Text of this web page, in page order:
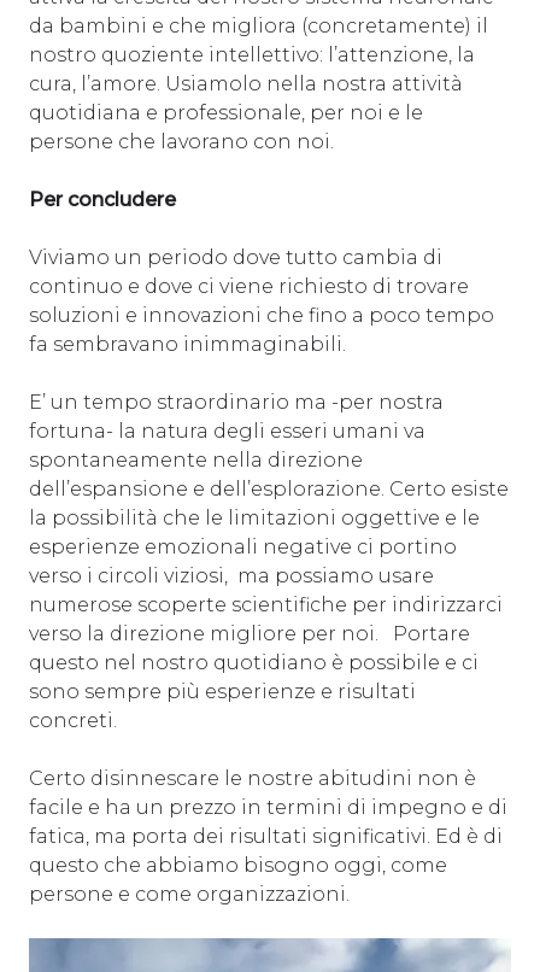
da bambini e che migliora (concretamente) il
nostro quoziente intellettivo: l’attenzione, la
cura, l’amore. Usiamolo nella nostra attività
quotidiana e professionale, per noi e le
persone che lavorano con noi.
Per concludere
Viviamo un periodo dove tutto cambia di
continuo e dove ci viene richiesto di trovare
soluzioni e innovazioni che fino a poco tempo
fa sembravano inimmaginabili.
E’ un tempo straordinario ma -per nostra
fortuna- la natura degli esseri umani va
spontaneamente nella direzione
dell’espansione e dell’esplorazione. Certo esiste
la possibilità che le limitazioni oggettive e le
esperienze emozionali negative ci portino
verso i circoli viziosi, ma possiamo usare
numerose scoperte scientifiche per indirizzarci
verso la direzione migliore per noi. Portare
questo nel nostro quotidiano è possibile e ci
sono sempre più esperienze e risultati
concreti.
Certo disinnescare le nostre abitudini non è
facile e ha un prezzo in termini di impegno e di
fatica, ma porta dei risultati significativi. Ed è di
questo che abbiamo bisogno oggi, come
persone e come organizzazioni.